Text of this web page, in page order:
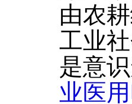
由农
工业
是意
业医